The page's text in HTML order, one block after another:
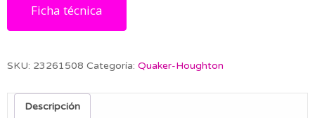
Ficha técnica
SKU: 23261508 Categoría: Quaker-Houghton
Descripción